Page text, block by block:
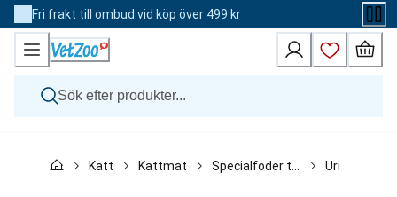
Skip
to
Content
Fri frakt till ombud vid köp över 499 kr
Katt
Katt Kattmat Urinfoder